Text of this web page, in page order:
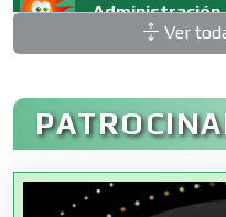
Administración
Administración
Agencias
Ver